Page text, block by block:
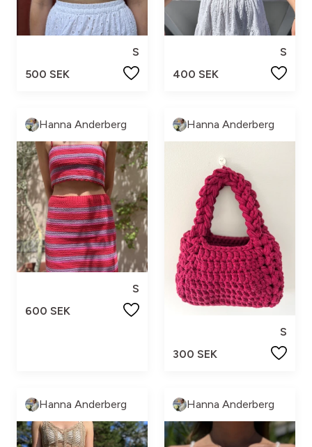
S
500 SEK
S
400 SEK
Hanna Anderberg
S
600 SEK
Hanna Anderberg
S
300 SEK
Hanna Anderberg Hanna Anderberg